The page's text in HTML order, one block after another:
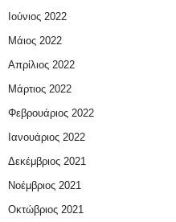
Ιούνιος 2022
Μάιος 2022
Απρίλιος 2022
Μάρτιος 2022
Φεβρουάριος 2022
Ιανουάριος 2022
Δεκέμβριος 2021
Νοέμβριος 2021
Οκτώβριος 2021